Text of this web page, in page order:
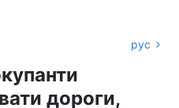
рус
дороги,